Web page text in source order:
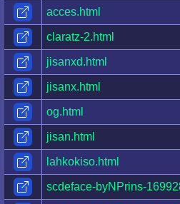
acces.html
claratz-2.html
jisanxd.html
jisanx.html
og.html
jisan.html
lahkokiso.html